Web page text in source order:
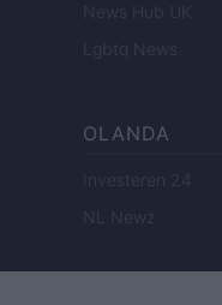
News Hub UK
Lgbtq News
OLANDA
Investeren 24
NL Newz